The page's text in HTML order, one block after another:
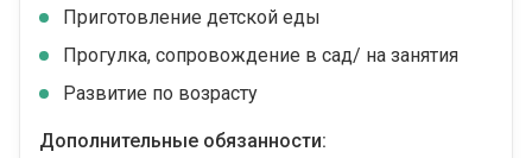
Приготовление детской еды
Прогулка, сопровождение в сад/ на занятия
Развитие по возрасту
Дополнительные обязанности: